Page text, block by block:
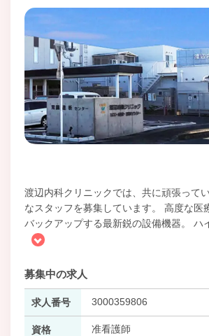
渡辺内科クリニックでは、共に頑張って
なスタッフを募集しています。 高度な医
バックアップする最新鋭の設備機器。 ハ
募集中の求人
求人番号 3000359806
資格 准看護師